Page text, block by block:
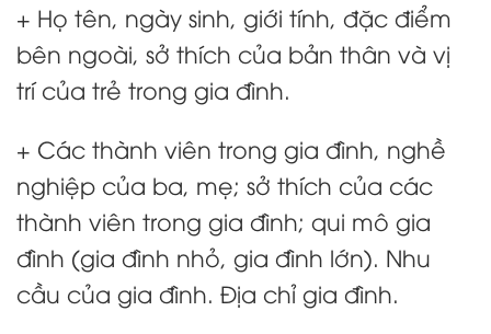
+ Họ tên, ngày sinh, giới tính, đặc điểm
bên ngoài, sở thích của bản thân và vị
trí của trẻ trong gia đình.
+ Các thành viên trong gia đình, nghề
nghiệp của ba, mẹ; sở thích của các
thành viên trong gia đình; qui mô gia
đình (gia đình nhỏ, gia đình lớn). Nhu
cầu của gia đình. Địa chỉ gia đình.